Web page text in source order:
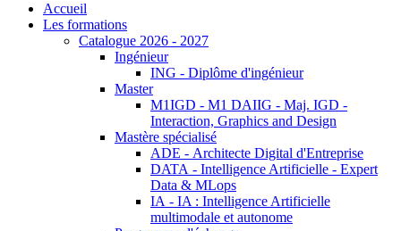
Accueil
Les formations
Catalogue 2026 - 2027
Ingénieur
ING - Diplôme d'ingénieur
Master
M1IGD - M1 DAIIG - Maj. IGD -
Interaction, Graphics and Design
Mastère spécialisé
ADE - Architecte Digital d'Entreprise
DATA - Intelligence Artificielle - Expert
Data & MLops
IA - IA : Intelligence Artificielle
multimodale et autonome